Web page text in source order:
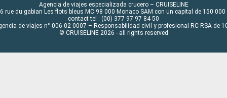
Agencia de viajes especializada crucero – CRUISELINE
rue du gabian Les flots bleus MC 98 000 Monaco SAM con un capital de 150 000
contact tel : (00) 377 97 97 84 50
de viajes n° 006 02 0007 – Responsabilidad civil y profesional RC RSA de
© CRUISELINE 2026 - all rights reserved